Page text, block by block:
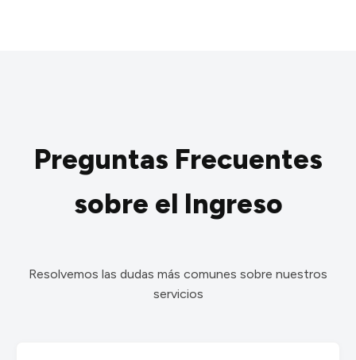
Preguntas Frecuentes
sobre el Ingreso
Resolvemos las dudas más comunes sobre nuestros
servicios